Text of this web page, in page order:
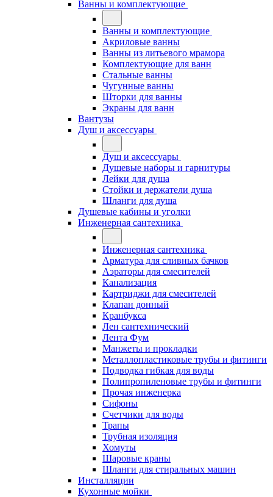
Ванны и комплектующие
Ванны и комплектующие
Акриловые ванны
Ванны из литьевого мрамора
Комплектующие для ванн
Стальные ванны
Чугунные ванны
Шторки для ванны
Экраны для ванн
Вантузы
Душ и аксессуары
Душ и аксессуары
Душевые наборы и гарнитуры
Лейки для душа
Стойки и держатели душа
Шланги для душа
Душевые кабины и уголки
Инженерная сантехника
Инженерная сантехника
Арматура для сливных бачков
Аэраторы для смесителей
Канализация
Картриджи для смесителей
Клапан донный
Кранбукса
Лен сантехнический
Лента Фум
Манжеты и прокладки
Металлопластиковые трубы и фитинги
Подводка гибкая для воды
Полипропиленовые трубы и фитинги
Прочая инженерка
Сифоны
Счетчики для воды
Трапы
Трубная изоляция
Хомуты
Шаровые краны
Шланги для стиральных машин
Инсталляции
Кухонные мойки